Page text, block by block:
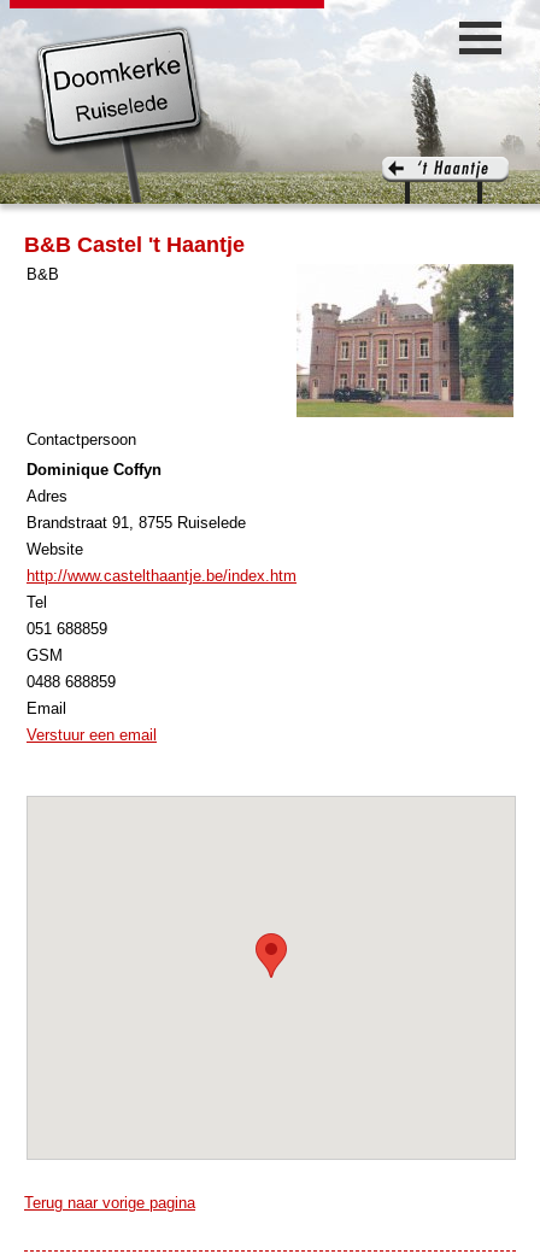
B&B Castel 't Haantje
B&B
Contactpersoon
Dominique Coffyn
Adres
Brandstraat 91, 8755 Ruiselede
Website
http://www.castelthaantje.be/index.htm
Tel
051 688859
GSM
0488 688859
Email
Verstuur een email
Terug naar vorige pagina